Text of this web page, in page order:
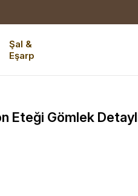
Şal &
Eşarp
Eteği Gömlek